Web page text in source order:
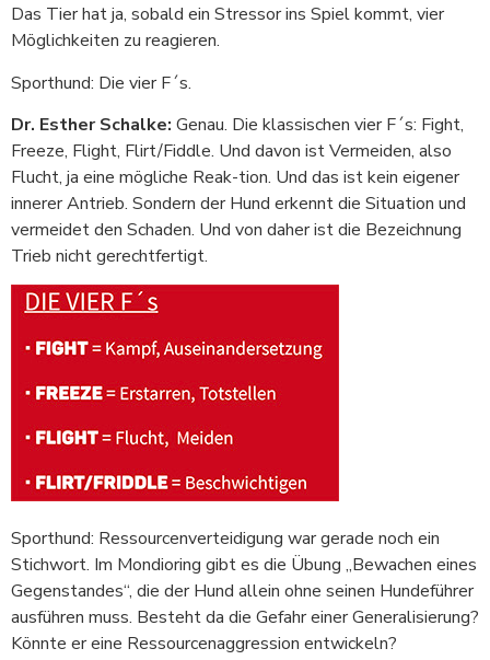
Das Tier hat ja, sobald ein Stressor ins Spiel kommt, vier
Möglichkeiten zu reagieren.
Sporthund: Die vier F´s.
Dr. Esther Schalke: Genau. Die klassischen vier F´s: Fight,
Freeze, Flight, Flirt/Fiddle. Und davon ist Vermeiden, also
Flucht, ja eine mögliche Reak-tion. Und das ist kein eigener
innerer Antrieb. Sondern der Hund erkennt die Situation und
vermeidet den Schaden. Und von daher ist die Bezeichnung
Trieb nicht gerechtfertigt.
Sporthund: Ressourcenverteidigung war gerade noch ein
Stichwort. Im Mondioring gibt es die Übung „Bewachen eines
Gegenstandes“, die der Hund allein ohne seinen Hundeführer
ausführen muss. Besteht da die Gefahr einer Generalisierung?
Könnte er eine Ressourcenaggression entwickeln?